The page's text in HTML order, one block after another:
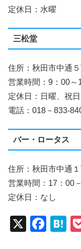
定休日：水曜
三松堂
住所：秋田市中通
営業時間：9：00～
定休日：日曜、祝日
電話：018－833-
バー・ロータス
住所：秋田市中通
営業時間：17：00
定休日：なし
X
F
H